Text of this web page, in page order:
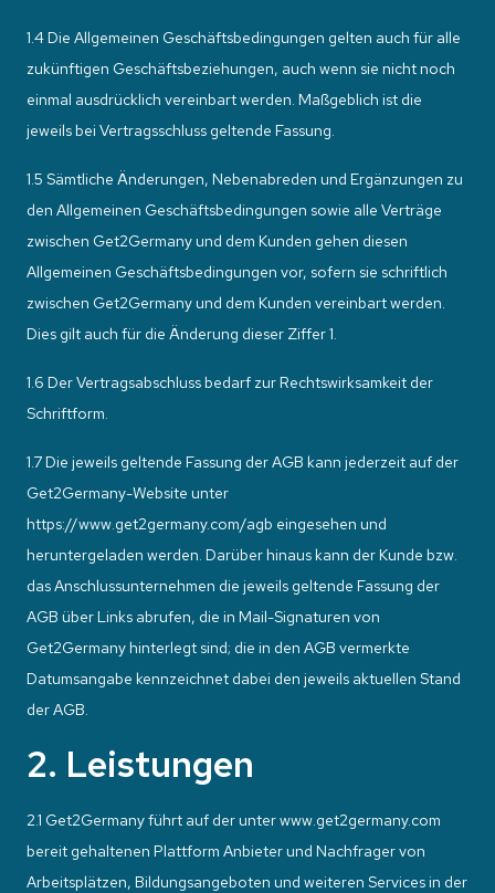
1.4 Die Allgemeinen Geschäftsbedingungen gelten auch für alle
zukünftigen Geschäftsbeziehungen, auch wenn sie nicht noch
einmal ausdrücklich vereinbart werden. Maßgeblich ist die
jeweils bei Vertragsschluss geltende Fassung.
1.5 Sämtliche Änderungen, Nebenabreden und Ergänzungen zu
den Allgemeinen Geschäftsbedingungen sowie alle Verträge
zwischen Get2Germany und dem Kunden gehen diesen
Allgemeinen Geschäftsbedingungen vor, sofern sie schriftlich
zwischen Get2Germany und dem Kunden vereinbart werden.
Dies gilt auch für die Änderung dieser Ziffer 1.
1.6 Der Vertragsabschluss bedarf zur Rechtswirksamkeit der
Schriftform.
1.7 Die jeweils geltende Fassung der AGB kann jederzeit auf der
Get2Germany-Website unter
https://www.get2germany.com/agb eingesehen und
heruntergeladen werden. Darüber hinaus kann der Kunde bzw.
das Anschlussunternehmen die jeweils geltende Fassung der
AGB über Links abrufen, die in Mail-Signaturen von
Get2Germany hinterlegt sind; die in den AGB vermerkte
Datumsangabe kennzeichnet dabei den jeweils aktuellen Stand
der AGB.
2. Leistungen
2.1 Get2Germany führt auf der unter www.get2germany.com
bereit gehaltenen Plattform Anbieter und Nachfrager von
Arbeitsplätzen, Bildungsangeboten und weiteren Services in der